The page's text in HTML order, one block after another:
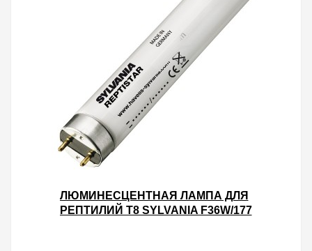
ЛЮМИНЕСЦЕНТНАЯ ЛАМПА ДЛЯ
РЕПТИЛИЙ T8 SYLVANIA F36W/177